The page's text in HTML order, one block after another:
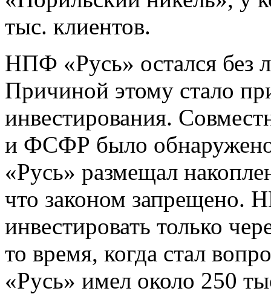
тыс. клиентов.
НПФ «Русь» остался без
Причиной этому стало
инвестирования.
и ФСФР было
«Русь» размещал
что законом запрещено.
инвестировать только
то время, когда стал
«Русь» имел около 250